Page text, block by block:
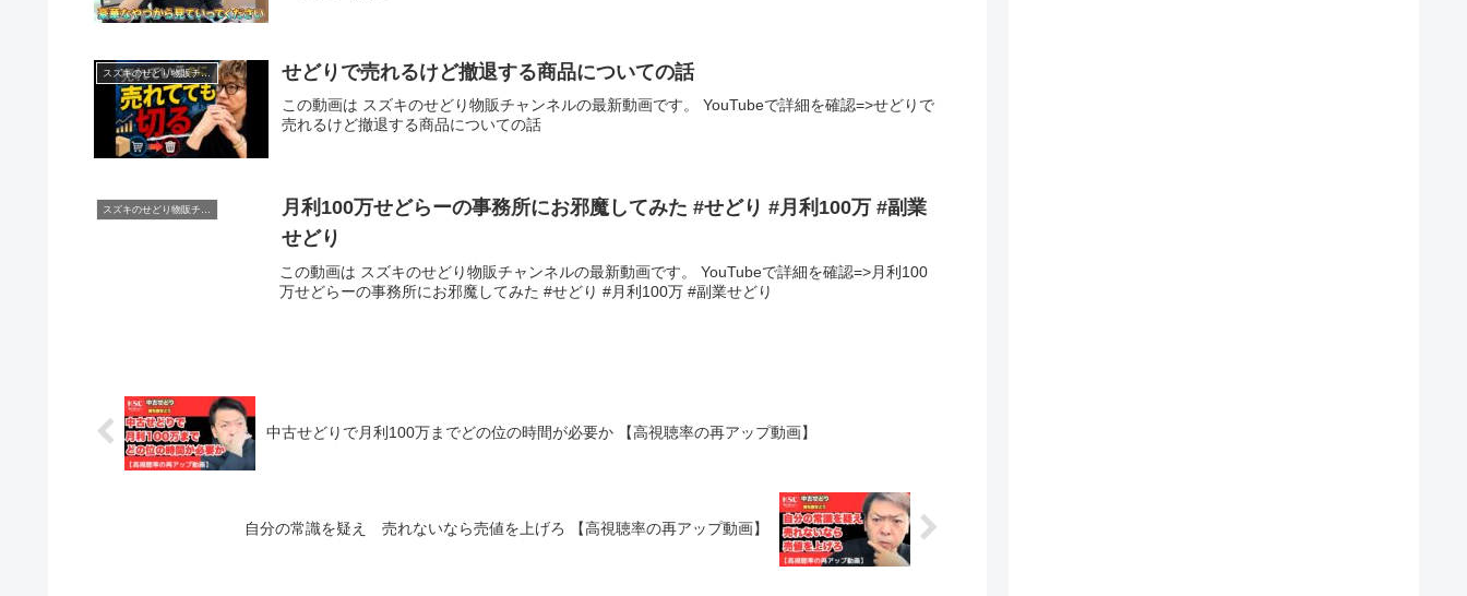
スズキのせどり物販チャンネル せどりで売れるけど撤退する商品についての話
この動画は スズキのせどり物販チャンネルの最新動画です。 YouTubeで詳細を確認=>せどりで
売れるけど撤退する商品についての話
月利100万せどらーの事務所にお邪魔してみた #せどり #月利100万 #副業
せどり
この動画は スズキのせどり物販チャンネルの最新動画です。 YouTubeで詳細を確認=>月利100
万せどらーの事務所にお邪魔してみた #せどり #月利100万 #副業せどり
中古せどりで月利100万までどの位の時間が必要か 【高視聴率の再アップ動画】
自分の常識を疑え 売れないなら売値を上げろ 【高視聴率の再アップ動画】